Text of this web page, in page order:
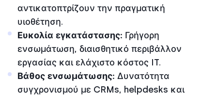
αντικατοπτρίζουν την πραγματική
υιοθέτηση.
Ευκολία εγκατάστασης: Γρήγορη
ενσωμάτωση, διαισθητικό περιβάλλον
εργασίας και ελάχιστο κόστος IT.
Βάθος ενσωμάτωσης: Δυνατότητα
συγχρονισμού με CRMs, helpdesks και